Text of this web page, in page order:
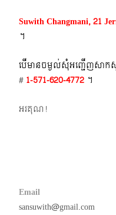
Suwith Changmani, 21
។​
បើមានចម្ងល់​សុំអញ្ជើញសាក
# 1-571-620-4772​ ។
អរគុណ!
Email
sansuwith@gmail.com